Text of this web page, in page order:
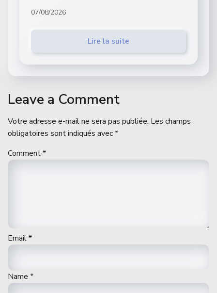
07/08/2026
Lire la suite
Leave a Comment
Votre adresse e-mail ne sera pas publiée. Les champs
obligatoires sont indiqués avec*
Comment*
Email*
Name *